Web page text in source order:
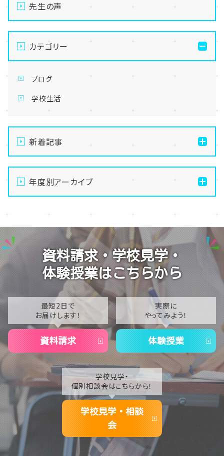
先生の声
カテゴリー
ブログ
学校生活
新着記事
【なんば】体験授業で高級感のあるマンゴータルト作り
ました！🥭✨
【なんば】キラリと輝く宝物✨「光るハーバリウム」作り
【なんば】校舎紹介の「自習室編」✨
【なんば】笑顔が溢れたオープンスクール😊在校生の
温かいお出迎えで素敵な1日に🌷
【なんば】夏季休校期間のお知らせ🍉
年度別アーカイブ
2025
2024
2023
2021
2020
資料請求・学校見学・
体験授業はこちらから
最短2日で
お届けします！
資料請求
実際に
やってみよう！
体験授業
学校見学・
個別相談会はこちらから！
学校見学・相談
会